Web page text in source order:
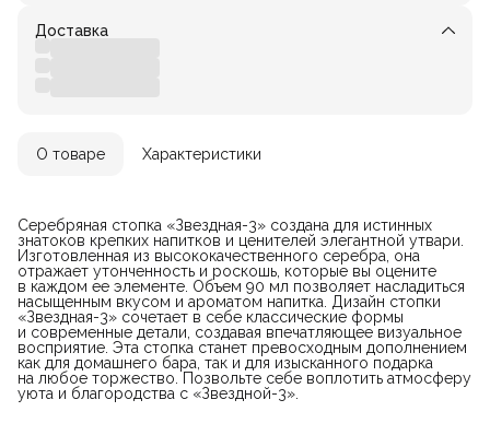
Доставка
О товаре Характеристики
Серебряная стопка «Звездная-3» создана для истинных
знатоков крепких напитков и ценителей элегантной утвари.
Изготовленная из высококачественного серебра, она
отражает утонченность и роскошь, которые вы оцените
в каждом ее элементе. Объем 90 мл позволяет насладиться
насыщенным вкусом и ароматом напитка. Дизайн стопки
«Звездная-3» сочетает в себе классические формы
и современные детали, создавая впечатляющее визуальное
восприятие. Эта стопка станет превосходным дополнением
как для домашнего бара, так и для изысканного подарка
на любое торжество. Позвольте себе воплотить атмосферу
уюта и благородства с «Звездной-3».